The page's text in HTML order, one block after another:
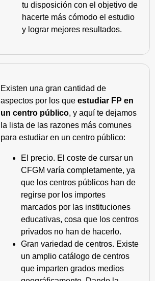
tu disposición con el objetivo de
hacerte más cómodo el estudio
y lograr mejores resultados.
Existen una gran cantidad de
aspectos por los que estudiar FP en
un centro público, y aquí te dejamos
la lista de las razones más comunes
para estudiar en un centro público:
El precio. El coste de cursar un
CFGM varía completamente, ya
que los centros públicos han de
regirse por los importes
marcados por las instituciones
educativas, cosa que los centros
privados no han de hacerlo.
Gran variedad de centros. Existe
un amplio catálogo de centros
que imparten grados medios